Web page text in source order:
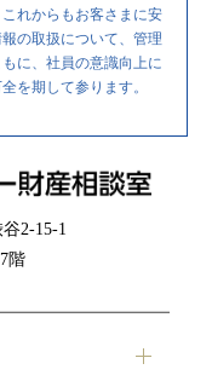
谷2-15-1
階
れからもお客さまに安
の取扱について、管理
に、社員の意識向上に
を期して参ります。